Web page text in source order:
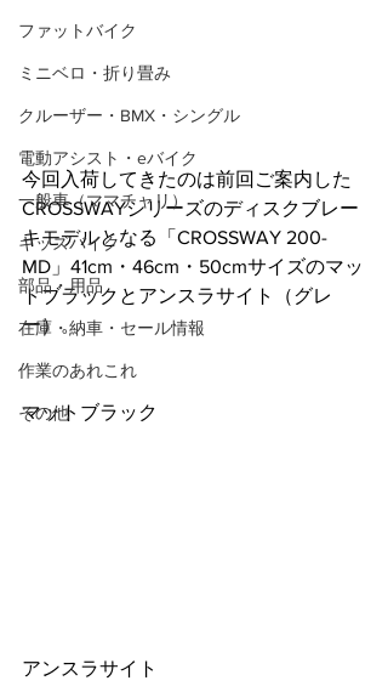
ファットバイク
ミニベロ・折り畳み
クルーザー・BMX・シングル
電動アシスト・eバイク
一般車（ママチャリ）
キッズバイク
部品・用品
在庫・納車・セール情報
作業のあれこれ
その他
今回入荷してきたのは前回ご案内した
CROSSWAYシリーズのディスクブレー
キモデルとなる「CROSSWAY 200-
MD」41cm・46cm・50cmサイズのマッ
トブラックとアンスラサイト（グレ
ー）。
マットブラック
アンスラサイト